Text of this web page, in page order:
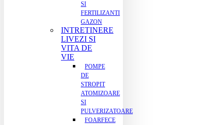
SI
FERTILIZANTI
GAZON
INTRETINERE
LIVEZI SI
VITA DE
VIE
POMPE
DE
STROPIT
ATOMIZOARE
SI
PULVERIZATOARE
FOARFECE